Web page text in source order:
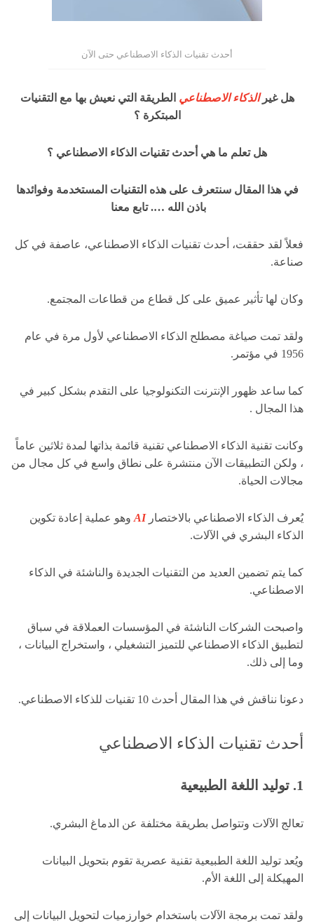
أحدث تقنيات الذكاء الاصطناعي حتى الآن
هل غيرالذكاء الاصطناعي الطريقة التي نعيش بها مع التقنيات
المبتكرة ؟
هل تعلم ما هي أحدث تقنيات الذكاء الاصطناعي ؟
في هذا المقال سنتعرف على هذه التقنيات المستخدمة وفوائدها
باذن الله …. تابع معنا
فعلاً لقد حققت، أحدث تقنيات الذكاء الاصطناعي، عاصفة في كل
صناعة.
وكان لها تأثير عميق على كل قطاع من قطاعات المجتمع.
ولقد تمت صياغة مصطلح الذكاء الاصطناعي لأول مرة في عام
1956 في مؤتمر.
كما ساعد ظهور الإنترنت التكنولوجيا على التقدم بشكل كبير في
هذا المجال .
وكانت تقنية الذكاء الاصطناعي تقنية قائمة بذاتها لمدة ثلاثين عاماً
، ولكن التطبيقات الآن منتشرة على نطاق واسع في كل مجال من
مجالات الحياة.
يُعرف الذكاء الاصطناعي بالاختصارAIوهو عملية إعادة تكوين
الذكاء البشري في الآلات.
كما يتم تضمين العديد من التقنيات الجديدة والناشئة في الذكاء
الاصطناعي.
واصبحت الشركات الناشئة في المؤسسات العملاقة في سباق
لتطبيق الذكاء الاصطناعي للتميز التشغيلي ، واستخراج البيانات ،
وما إلى ذلك.
دعونا نناقش في هذا المقال أحدث 10 تقنيات للذكاء الاصطناعي.
أحدث تقنيات الذكاء الاصطناعي
1. توليد اللغة الطبيعية
تعالج الآلات وتتواصل بطريقة مختلفة عن الدماغ البشري.
ويُعد توليد اللغة الطبيعية تقنية عصرية تقوم بتحويل البيانات
المهيكلة إلى اللغة الأم.
ولقد تمت برمجة الآلات باستخدام خوارزميات لتحويل البيانات إلى